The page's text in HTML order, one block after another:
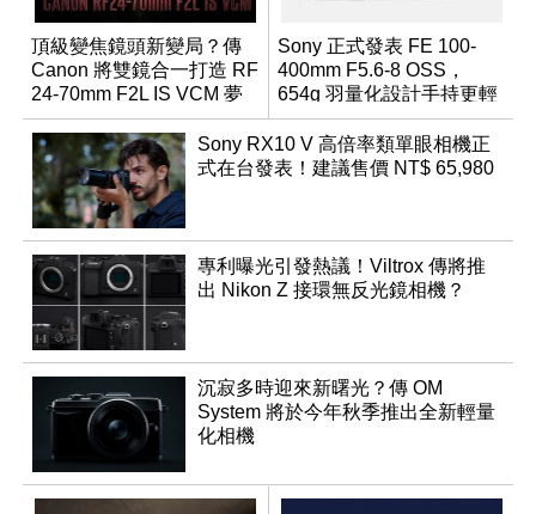
頂級變焦鏡頭新變局？傳
Canon 將雙鏡合一打造 RF
24-70mm F2L IS VCM 夢
幻規格
Sony 正式發表 FE 100-
400mm F5.6-8 OSS，
654g 羽量化設計手持更輕
鬆
Sony RX10 V 高倍率類單眼相機正
式在台發表！建議售價 NT$ 65,980
專利曝光引發熱議！Viltrox 傳將推
出 Nikon Z 接環無反光鏡相機？
沉寂多時迎來新曙光？傳 OM
System 將於今年秋季推出全新輕量
化相機